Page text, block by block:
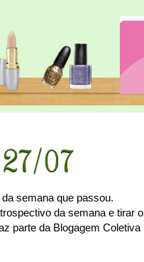
27/07
semana que passou.
da semana e tirar o
parte da Blogagem Coletiva